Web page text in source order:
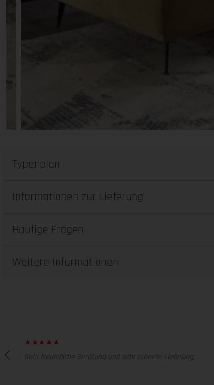
Typenplan
Informationen zur Lieferung
Häufige Fragen
Weitere Informationen
Sehr freundliche Beratung und sehr schnelle Lieferung